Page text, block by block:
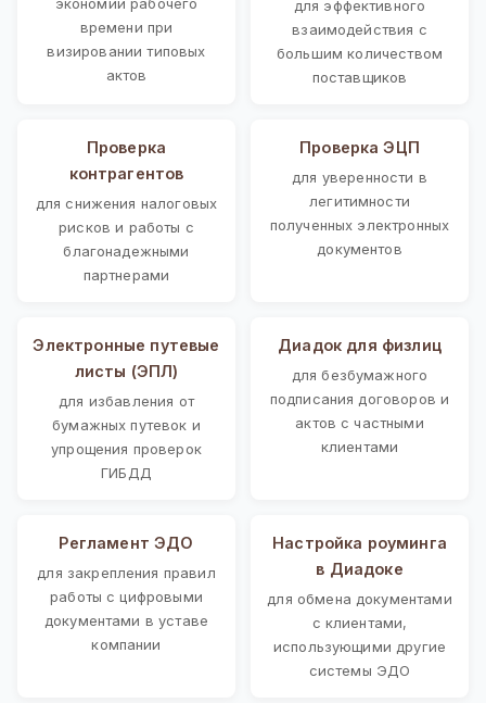
времени при
визировании типовых
актов
для эффективного
взаимодействия с
большим количеством
поставщиков
Проверка
контрагентов
для снижения налоговых
рисков и работы с
благонадежными
партнерами
Проверка ЭЦП
для уверенности в
легитимности
полученных электронных
документов
Электронные путевые
листы (ЭПЛ)
для избавления от
бумажных путевок и
упрощения проверок
ГИБДД
Диадок для физлиц
для безбумажного
подписания договоров и
актов с частными
клиентами
Регламент ЭДО
для закрепления правил
работы с цифровыми
документами в уставе
компании
Настройка роуминга
в Диадоке
для обмена документами
с клиентами,
использующими другие
системы ЭДО